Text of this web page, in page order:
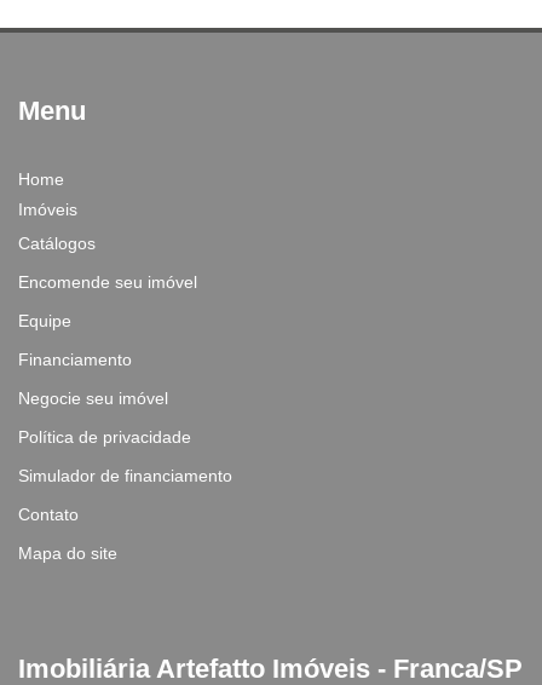
Menu
Home
Imóveis
Catálogos
Encomende seu imóvel
Equipe
Financiamento
Negocie seu imóvel
Política de privacidade
Simulador de financiamento
Contato
Mapa do site
Imobiliária Artefatto Imóveis - Franca/SP